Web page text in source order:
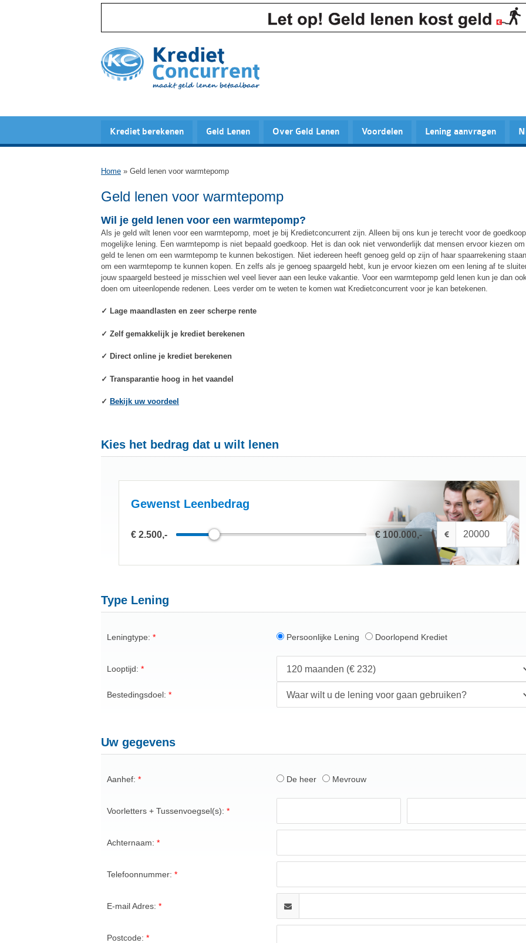
Krediet berekenen Geld Lenen Over Geld Lenen Voordelen Lening aanvragen
Home » Geld lenen voor warmtepomp
Geld lenen voor warmtepomp
Wil je geld lenen voor een warmtepomp?
Als je geld wilt lenen voor een warmtepomp, moet je bij Kredietconcurrent zijn. Alleen bij ons kun je terecht voor de
mogelijke lening. Een warmtepomp is niet bepaald goedkoop. Het is dan ook niet verwonderlijk dat mensen ervoor kiezen om
geld te lenen om een warmtepomp te kunnen bekostigen. Niet iedereen heeft genoeg geld op zijn of haar spaarrekening staan
om een warmtepomp te kunnen kopen. En zelfs als je genoeg spaargeld hebt, kun je ervoor kiezen om een lening af te
jouw spaargeld besteed je misschien wel veel liever aan een leuke vakantie. Voor een warmtepomp geld lenen kun je dan ook
doen om uiteenlopende redenen. Lees verder om te weten te komen wat Kredietconcurrent voor je kan betekenen.
✓ Lage maandlasten en zeer scherpe rente
✓ Zelf gemakkelijk je krediet berekenen
✓ Direct online je krediet berekenen
✓ Transparantie hoog in het vaandel
✓ Bekijk uw voordeel
Kies het bedrag dat u wilt lenen
Gewenst Leenbedrag
€ 2.500,- € 100.000,-
Type Lening
Leningtype: Persoonlijke Lening Doorlopend Krediet
Looptijd:
Bestedingsdoel:
Uw gegevens
Aanhef: De heer Mevrouw
Voorletters + Tussenvoegsel(s):
Achternaam:
Telefoonnummer:
E-mail Adres:
Postcode: